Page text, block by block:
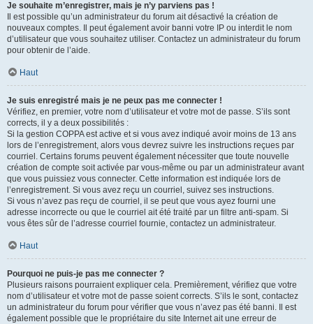
Je souhaite m’enregistrer, mais je n’y parviens pas !
Il est possible qu’un administrateur du forum ait désactivé la création de
nouveaux comptes. Il peut également avoir banni votre IP ou interdit le nom
d’utilisateur que vous souhaitez utiliser. Contactez un administrateur du forum
pour obtenir de l’aide.
Haut
Je suis enregistré mais je ne peux pas me connecter !
Vérifiez, en premier, votre nom d’utilisateur et votre mot de passe. S’ils sont
corrects, il y a deux possibilités :
Si la gestion COPPA est active et si vous avez indiqué avoir moins de 13 ans
lors de l’enregistrement, alors vous devrez suivre les instructions reçues par
courriel. Certains forums peuvent également nécessiter que toute nouvelle
création de compte soit activée par vous-même ou par un administrateur avant
que vous puissiez vous connecter. Cette information est indiquée lors de
l’enregistrement. Si vous avez reçu un courriel, suivez ses instructions.
Si vous n’avez pas reçu de courriel, il se peut que vous ayez fourni une
adresse incorrecte ou que le courriel ait été traité par un filtre anti-spam. Si
vous êtes sûr de l’adresse courriel fournie, contactez un administrateur.
Haut
Pourquoi ne puis-je pas me connecter ?
Plusieurs raisons pourraient expliquer cela. Premièrement, vérifiez que votre
nom d’utilisateur et votre mot de passe soient corrects. S’ils le sont, contactez
un administrateur du forum pour vérifier que vous n’avez pas été banni. Il est
également possible que le propriétaire du site Internet ait une erreur de